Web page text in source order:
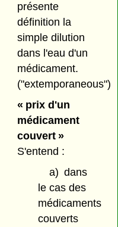
présente
définition la
simple dilution
dans l'eau d'un
médicament.
("extemporaneous")
« prix d'un
médicament
couvert »
S'entend :
a) dans
le cas des
médicaments
couverts